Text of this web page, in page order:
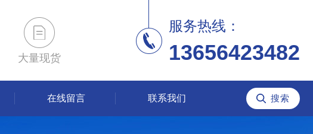
大量现货
服务热线：
13656423482
在线留言 联系我们